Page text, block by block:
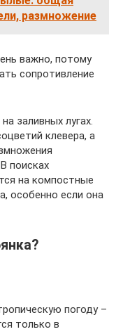
размножение
важно, потому
сопротивление
заливных лугах.
клевера, а
поисках
на компостные
особенно если она
погоду –
только в